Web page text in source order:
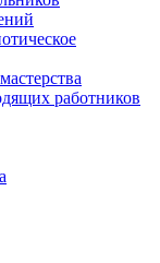
работников